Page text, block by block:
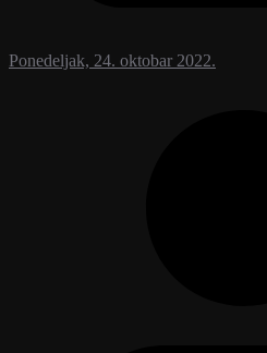
Ponedeljak, 24. oktobar 2022.